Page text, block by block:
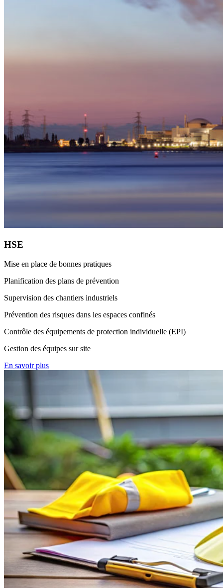
HSE
Mise en place de bonnes pratiques
Planification des plans de prévention
Supervision des chantiers industriels
Prévention des risques dans les espaces confinés
Contrôle des équipements de protection individuelle (EPI)
Gestion des équipes sur site
En savoir plus